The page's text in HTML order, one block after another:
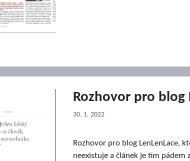
Rozhovor pro blog
30. 1. 2022
Rozhovor pro blog LenLenLace,
neexistuje a článek je tím pádem